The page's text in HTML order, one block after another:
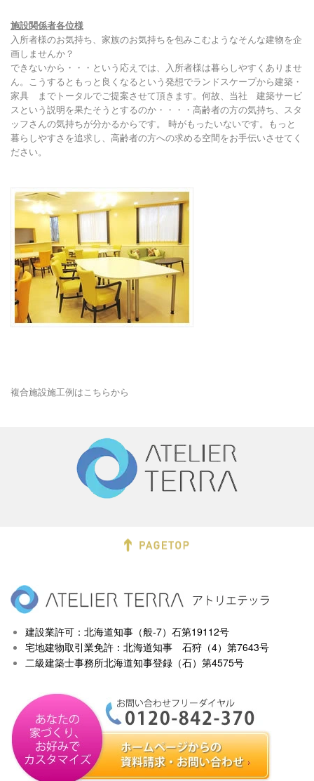
施設関係者各位様
入所者様のお気持ち、家族のお気持ちを包みこむようなそんな建物を企
画しませんか？
できないから・・・という応えでは、入所者様は暮らしやすくありませ
ん。こうするともっと良くなるという発想でランドスケープから建築・
家具 までトータルでご提案させて頂きます。何故、当社 建築サービ
スという説明を果たそうとするのか・・・・高齢者の方の気持ち、スタ
ッフさんの気持ちが分かるからです。 時がもったいないです。もっと
暮らしやすさを追求し、高齢者の方への求める空間をお手伝いさせてく
ださい。
複合施設施工例はこちらから
建設業許可：北海道知事（般-7）石第19112号
宅地建物取引業免許：北海道知事 石狩（4）第7643号
二級建築士事務所北海道知事登録（石）第4575号